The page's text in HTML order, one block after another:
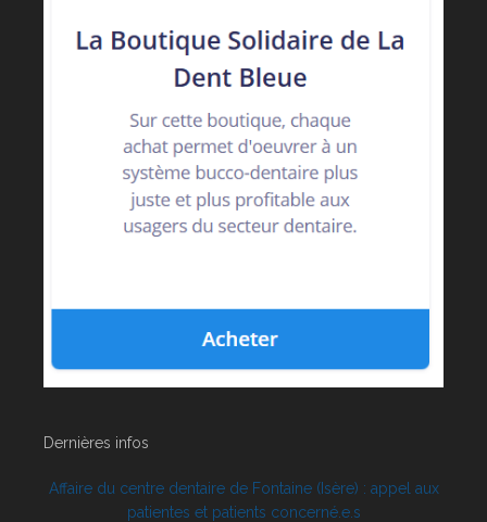
Dernières infos
Affaire du centre dentaire de Fontaine (Isère) : appel aux
patientes et patients concerné.e.s